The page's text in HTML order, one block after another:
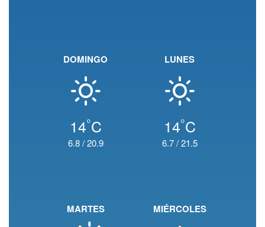
DOMINGO
14°C
6.8/20.9
LUNES
14°C
6.7/21.5
MARTES MIÉRCOLES